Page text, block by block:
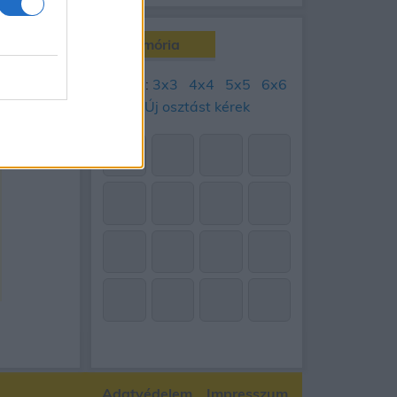
Memória
Tábla: 3x3 4x4 5x5
6x6
Új osztást kérek
Adatvédelem Impresszum